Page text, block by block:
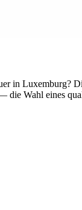
in Luxemburg?
Wahl eines